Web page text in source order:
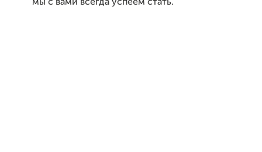
мы с вами всегда успеем стать.